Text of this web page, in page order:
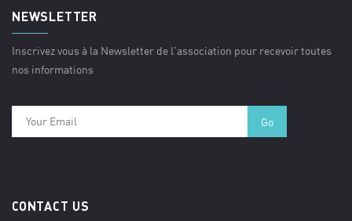
NEWSLETTER
Inscrivez vous à la Newsletter de l'association pour recevoir toutes
nos informations
CONTACT US